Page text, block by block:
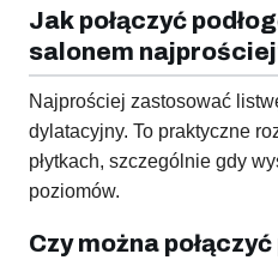
Jak połączyć
salonem
Najprościej zastosować
dylatacyjny. To praktyczne
płytkach, szczególnie gdy
poziomów.
Czy można